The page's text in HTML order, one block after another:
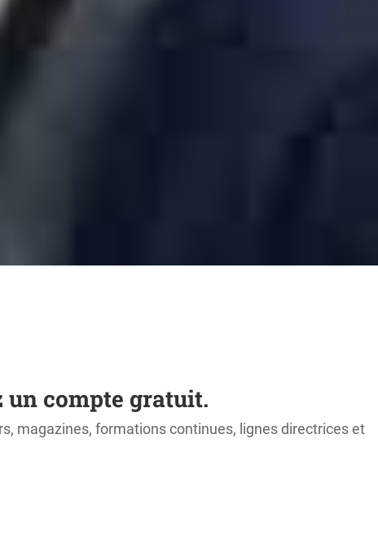
un compte gratuit.
magazines, formations continues, lignes directrices et